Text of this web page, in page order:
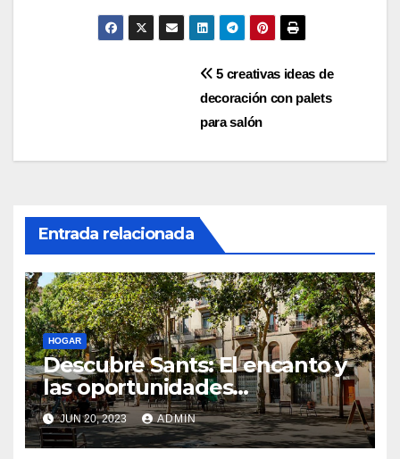
5 creativas ideas de
decoración con palets
para salón
Entrada relacionada
HOGAR
Descubre Sants: El encanto y
las oportunidades
inmobiliarias en Sants
JUN 20, 2023 ADMIN